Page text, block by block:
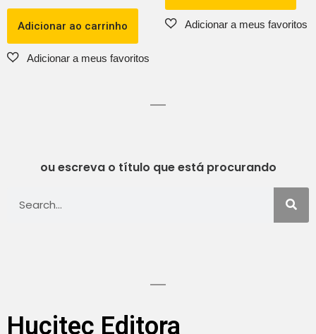
Adicionar ao carrinho
ou escreva o título que está procurando
Hucitec Editora